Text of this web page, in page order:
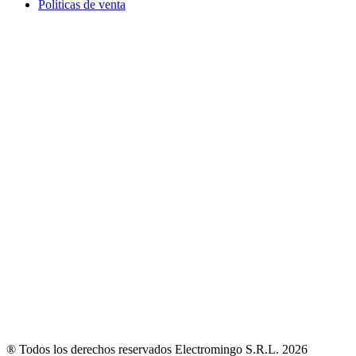
Políticas de venta
® Todos los derechos reservados Electromingo S.R.L. 2026